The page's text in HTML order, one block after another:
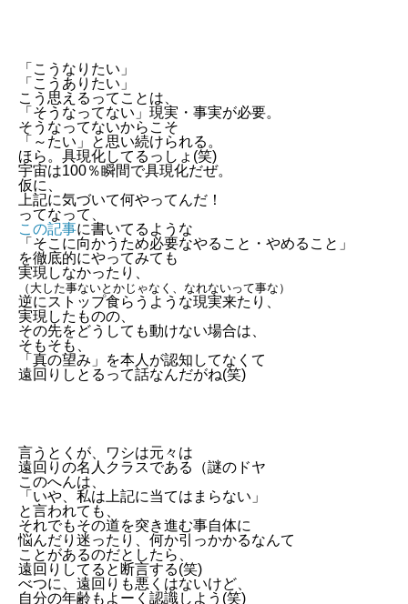
「こうなりたい」
「こうありたい」
こう思えるってことは、
「そうなってない」現実・事実が必要。
そうなってないからこそ
「～たい」と思い続けられる。
ほら。具現化してるっしょ(笑)
宇宙は100％瞬間で具現化だぜ。
仮に、
上記に気づいて何やってんだ！
ってなって、
この記事に書いてるような
「そこに向かうため必要なやること・やめること」
を徹底的にやってみても
実現しなかったり、
（大した事ないとかじゃなく、なれないって事な）
逆にストップ食らうような現実来たり、
実現したものの、
その先をどうしても動けない場合は、
そもそも、
「真の望み」を本人が認知してなくて
遠回りしとるって話なんだがね(笑)
言うとくが、ワシは元々は
遠回りの名人クラスである（謎のドヤ
このへんは、
「いや、私は上記に当てはまらない」
と言われても、
それでもその道を突き進む事自体に
悩んだり迷ったり、何か引っかかるなんて
ことがあるのだとしたら、
遠回りしてると断言する(笑)
べつに、遠回りも悪くはないけど、
自分の年齢もよーく認識しよう(笑)